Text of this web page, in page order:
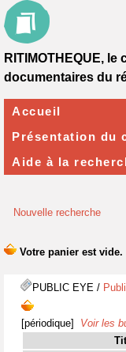
Nouvelle recherche
PUBLIC EYE /
[périodique] Voir les
RITIMOTHEQUE,
documentaires du
Accueil
Présentation du
Aide à la